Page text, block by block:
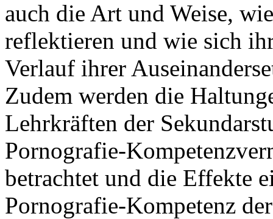
auch die Art und Weise,
reflektieren und wie sich
Verlauf ihrer
Zudem werden die
Lehrkräften der
Pornografie-
betrachtet und die Effekte
Pornografie-Kompetenz